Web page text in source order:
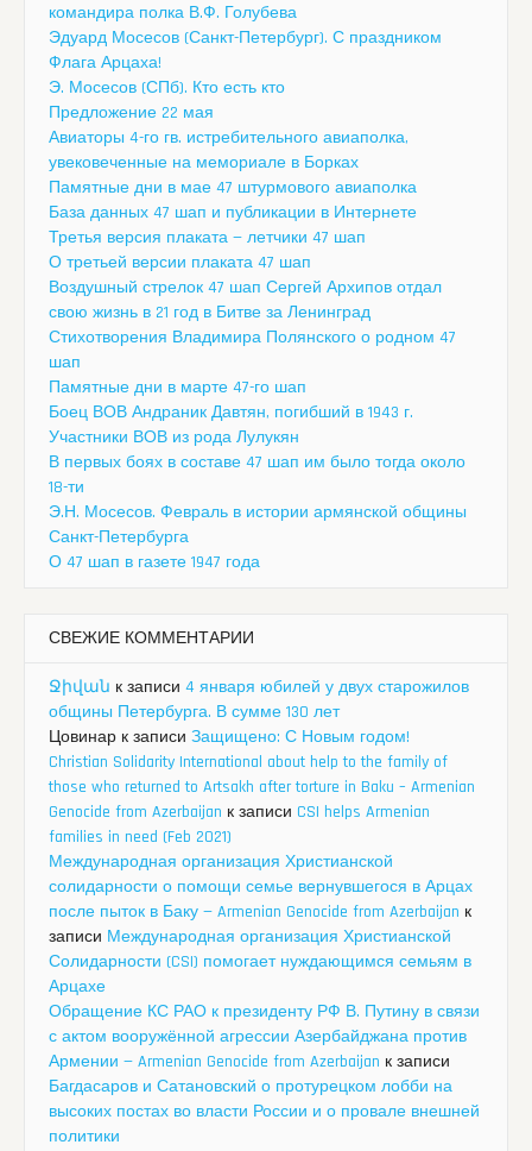
командира полка В.Ф. Голубева
Эдуард Мосесов (Санкт-Петербург). С праздником
Флага Арцаха!
Э. Мосесов (СПб). Кто есть кто
Предложение 22 мая
Авиаторы 4-го гв. истребительного авиаполка,
увековеченные на мемориале в Борках
Памятные дни в мае 47 штурмового авиаполка
База данных 47 шап и публикации в Интернете
Третья версия плаката — летчики 47 шап
О третьей версии плаката 47 шап
Воздушный стрелок 47 шап Сергей Архипов отдал
свою жизнь в 21 год в Битве за Ленинград
Стихотворения Владимира Полянского о родном 47
шап
Памятные дни в марте 47-го шап
Боец ВОВ Андраник Давтян, погибший в 1943 г.
Участники ВОВ из рода Лулукян
В первых боях в составе 47 шап им было тогда около
18-ти
Э.Н. Мосесов. Февраль в истории армянской общины
Санкт-Петербурга
О 47 шап в газете 1947 года
СВЕЖИЕ КОММЕНТАРИИ
Ջիվան к записи 4 января юбилей у двух старожилов
общины Петербурга. В сумме 130 лет
Цовинар к записи Защищено: С Новым годом!
Christian Solidarity International about help to the family of
those who returned to Artsakh after torture in Baku – Armenian
Genocide from Azerbaijan к записи CSI helps Armenian
families in need (Feb 2021)
Международная организация Христианской
солидарности о помощи семье вернувшегося в Арцах
после пыток в Баку — Armenian Genocide from Azerbaijan к
записи Международная организация Христианской
Солидарности (CSI) помогает нуждающимся семьям в
Арцахе
Обращение КС РАО к президенту РФ В. Путину в связи
с актом вооружённой агрессии Азербайджана против
Армении — Armenian Genocide from Azerbaijan к записи
Багдасаров и Сатановский о протурецком лобби на
высоких постах во власти России и о провале внешней
политики